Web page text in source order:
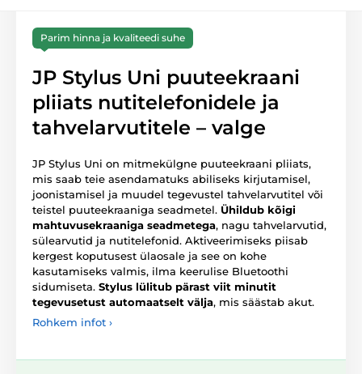
Parim hinna ja kvaliteedi suhe
JP Stylus Uni puuteekraani
pliiats nutitelefonidele ja
tahvelarvutitele – valge
JP Stylus Uni on mitmekülgne puuteekraani pliiats,
mis saab teie asendamatuks abiliseks kirjutamisel,
joonistamisel ja muudel tegevustel tahvelarvutitel või
teistel puuteekraaniga seadmetel. Ühildub kõigi
mahtuvusekraaniga seadmetega, nagu tahvelarvutid,
sülearvutid ja nutitelefonid. Aktiveerimiseks piisab
kergest koputusest ülaosale ja see on kohe
kasutamiseks valmis, ilma keerulise Bluetoothi
sidumiseta. Stylus lülitub pärast viit minutit
tegevusetust automaatselt välja, mis säästab akut.
Rohkem infot ›